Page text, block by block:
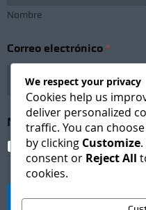
Nombre
Correo electrónico *
o
m
b
Newsletter Subscription
I agree to receive
Suscribirse
We respect your privacy
Cookies help us
deliver personalized
traffic. You can
by clicking Customize
consent or Reject All
cookies.